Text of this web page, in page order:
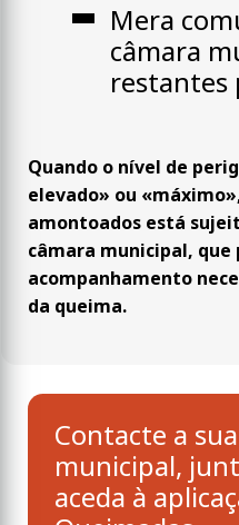
Mera
câmara
restantes
Quando o nível de
elevado» ou
amontoados está
câmara municipal,
acompanhamento
da queima.
Contacte a
municipal,
aceda à